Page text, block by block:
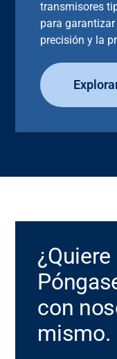
transmisores
para
precisión y la
¿Quiere
con
mismo.